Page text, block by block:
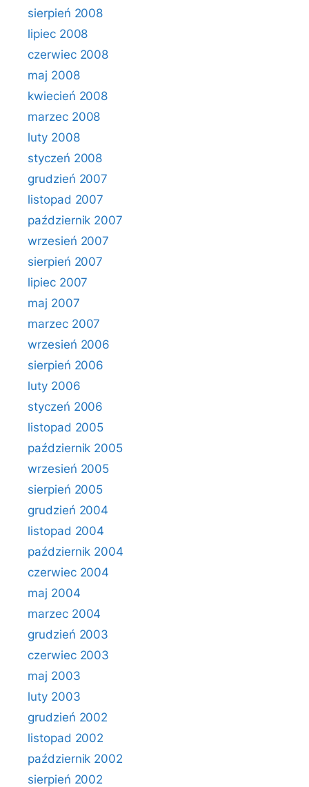
sierpień 2008
lipiec 2008
czerwiec 2008
maj 2008
kwiecień 2008
marzec 2008
luty 2008
styczeń 2008
grudzień 2007
listopad 2007
październik 2007
wrzesień 2007
sierpień 2007
lipiec 2007
maj 2007
marzec 2007
wrzesień 2006
sierpień 2006
luty 2006
styczeń 2006
listopad 2005
październik 2005
wrzesień 2005
sierpień 2005
grudzień 2004
listopad 2004
październik 2004
czerwiec 2004
maj 2004
marzec 2004
grudzień 2003
czerwiec 2003
maj 2003
luty 2003
grudzień 2002
listopad 2002
październik 2002
sierpień 2002